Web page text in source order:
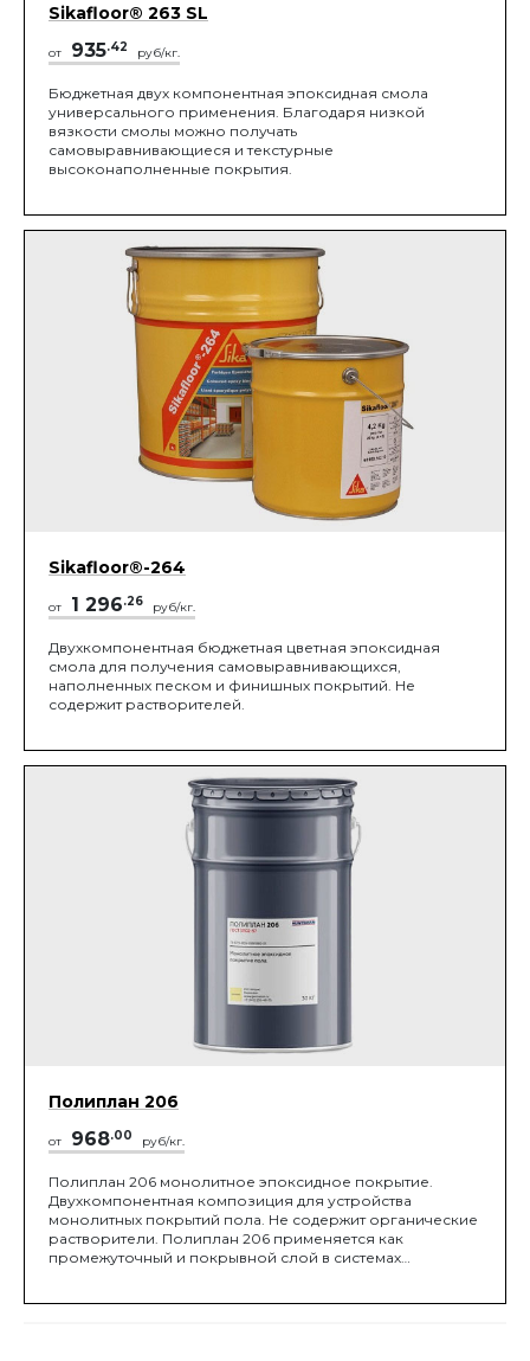
Sikafloor® 263 SL
от 935.42 руб/кг.
Бюджетная двух компонентная эпоксидная смола
универсального применения. Благодаря низкой
вязкости смолы можно получать
самовыравнивающиеся и текстурные
высоконаполненные покрытия.
Sikafloor®-264
от 1 296.26 руб/кг.
Двухкомпонентная бюджетная цветная эпоксидная
смола для получения самовыравнивающихся,
наполненных песком и финишных покрытий. Не
содержит растворителей.
Полиплан 206
от 968.00 руб/кг.
Полиплан 206 монолитное эпоксидное покрытие.
Двухкомпонентная композиция для устройства
монолитных покрытий пола. Не содержит органические
растворители. Полиплан 206 применяется как
промежуточный и покрывной слой в системах